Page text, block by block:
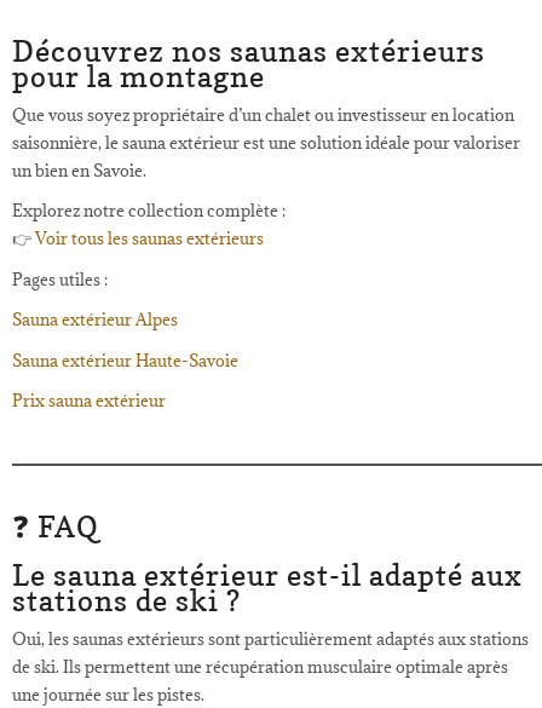
Découvrez nos saunas extérieurs
pour la montagne
Que vous soyez propriétaire d’un chalet ou investisseur en location
saisonnière, le sauna extérieur est une solution idéale pour valoriser
un bien en Savoie.
Explorez notre collection complète :
👉Voir tous les saunas extérieurs
Pages utiles :
Sauna extérieur Alpes
Sauna extérieur Haute-Savoie
Prix sauna extérieur
❓ FAQ
Le sauna extérieur est-il adapté aux
stations de ski ?
Oui, les saunas extérieurs sont particulièrement adaptés aux stations
de ski. Ils permettent une récupération musculaire optimale après
une journée sur les pistes.